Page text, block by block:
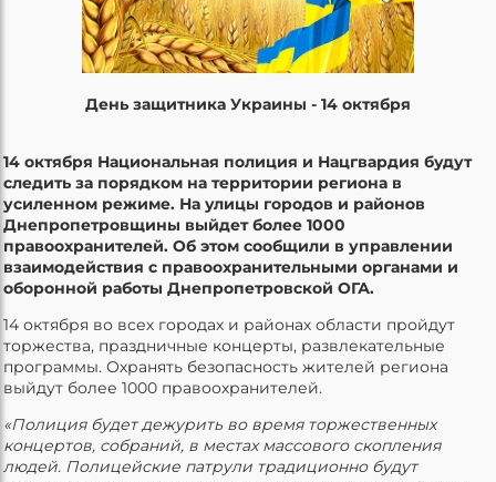
День защитника Украины - 14 октября
14 октября Национальная полиция и Нацгвардия будут
следить за порядком на территории региона в
усиленном режиме. На улицы городов и районов
Днепропетровщины выйдет более 1000
правоохранителей. Об этом сообщили в управлении
взаимодействия с правоохранительными органами и
оборонной работы Днепропетровской ОГА.
14 октября во всех городах и районах области пройдут
торжества, праздничные концерты, развлекательные
программы. Охранять безопасность жителей региона
выйдут более 1000 правоохранителей.
«Полиция будет дежурить во время торжественных
концертов, собраний, в местах массового скопления
людей. Полицейские патрули традиционно будут